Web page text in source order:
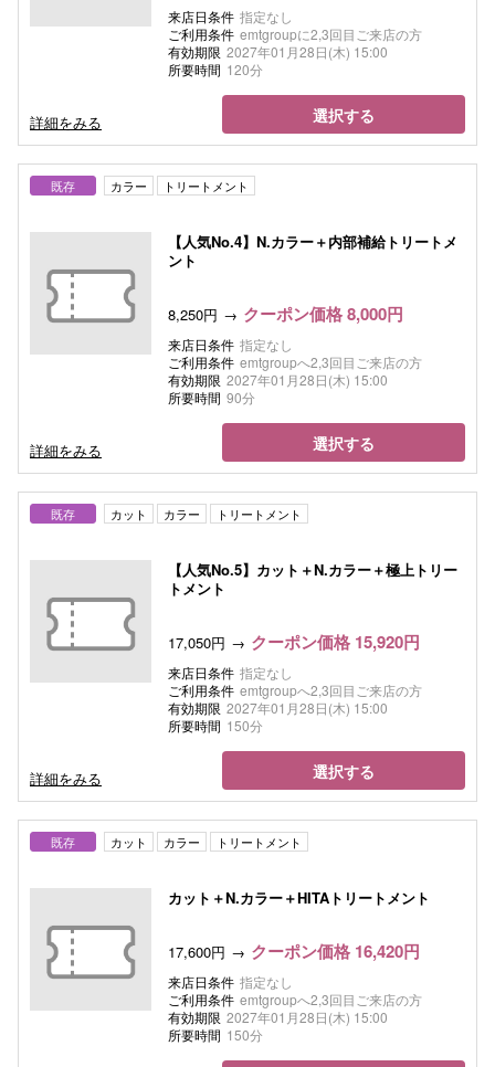
来店日条件 指定なし
ご利用条件 emtgroupに2,3回目ご来店の方
有効期限 2027年01月28日(木) 15:00
所要時間 120分
詳細をみる 選択する
既存 カラー トリートメント
【人気No.4】N.カラー＋内部補給トリートメ
ント
8,250円 クーポン価格 8,000円
来店日条件 指定なし
ご利用条件 emtgroupへ2,3回目ご来店の方
有効期限 2027年01月28日(木) 15:00
所要時間 90分
詳細をみる 選択する
既存 カット カラー トリートメント
【人気No.5】カット＋N.カラー＋極上トリー
トメント
17,050円 クーポン価格 15,920円
来店日条件 指定なし
ご利用条件 emtgroupへ2,3回目ご来店の方
有効期限 2027年01月28日(木) 15:00
所要時間 150分
詳細をみる 選択する
既存 カット カラー トリートメント
カット＋N.カラー＋HITAトリートメント
17,600円 クーポン価格 16,420円
来店日条件 指定なし
ご利用条件 emtgroupへ2,3回目ご来店の方
有効期限 2027年01月28日(木) 15:00
所要時間 150分